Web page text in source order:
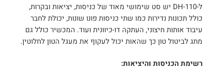
ל-DH-110 יש סט שימושי מאוד של כניסות, יציאות ובקרות,
כולל תכונות נדירות כמו שתי כניסות פונו שונות, יכולת לחבר
עיבוד אותות חיצוני, העתקה דו-כיוונית ועוד. המכשיר כולל גם
מתג לביטול טון כך שהאות יכול לעקוף את מעגל הטון לחלוטין.
רשימת הכניסות והיציאות: